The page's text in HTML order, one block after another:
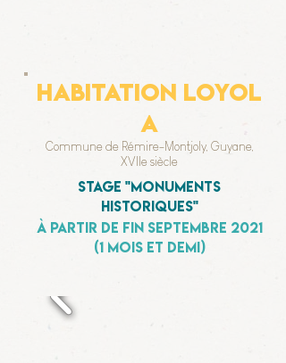
habitation loyol
a
Commune de Rémire-Montjoly, Guyane,
XVIIe siècle
stage "monuments
historiques"
à partir de fin septembre 2021
(1 mois et demi)